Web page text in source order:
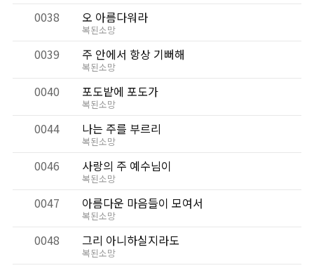
0038 오 아름다워라
복된소망
0039 주 안에서 항상 기뻐해
복된소망
0040 포도밭에 포도가
복된소망
0044 나는 주를 부르리
복된소망
0046 사랑의 주 예수님이
복된소망
0047 아름다운 마음들이 모여서
복된소망
0048 그리 아니하실지라도
복된소망